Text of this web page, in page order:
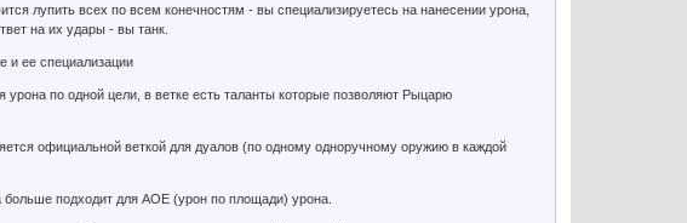
лупить всех по всем конечностям - вы специализируетесь на нанесении урона,
на их удары - вы танк.
и ее специализации
по одной цели, в ветке есть таланты которые позволяют Рыцарю
официальной веткой для дуалов (по одному одноручному оружию в каждой
больше подходит для АОЕ (урон по площади) урона.